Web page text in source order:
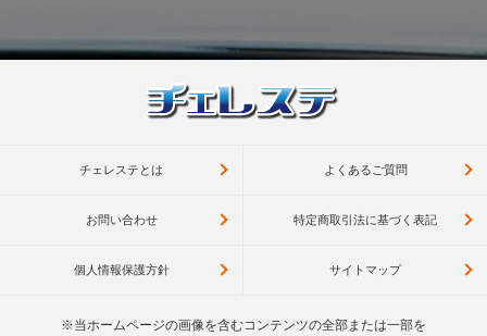
チェレステとは よくあるご質問
お問い合わせ 特定商取引法に基づく表記
個人情報保護方針 サイトマップ
※当ホームページの画像を含むコンテンツの全部または一部を